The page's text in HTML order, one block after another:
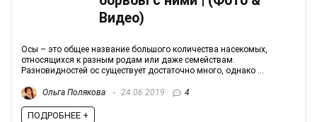
Видео)
Осы – это общее название большого количества насекомых,
относящихся к разным родам или даже семействам.
Разновидностей ос существует достаточно много, однако ...
Ольга Полякова 24.06.2019 4
ПОДРОБНЕЕ +